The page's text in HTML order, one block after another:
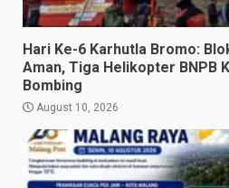
Hari Ke-6 Karhutla Bromo:
Aman, Tiga Helikopter BNPB
Bombing
August 10, 2026